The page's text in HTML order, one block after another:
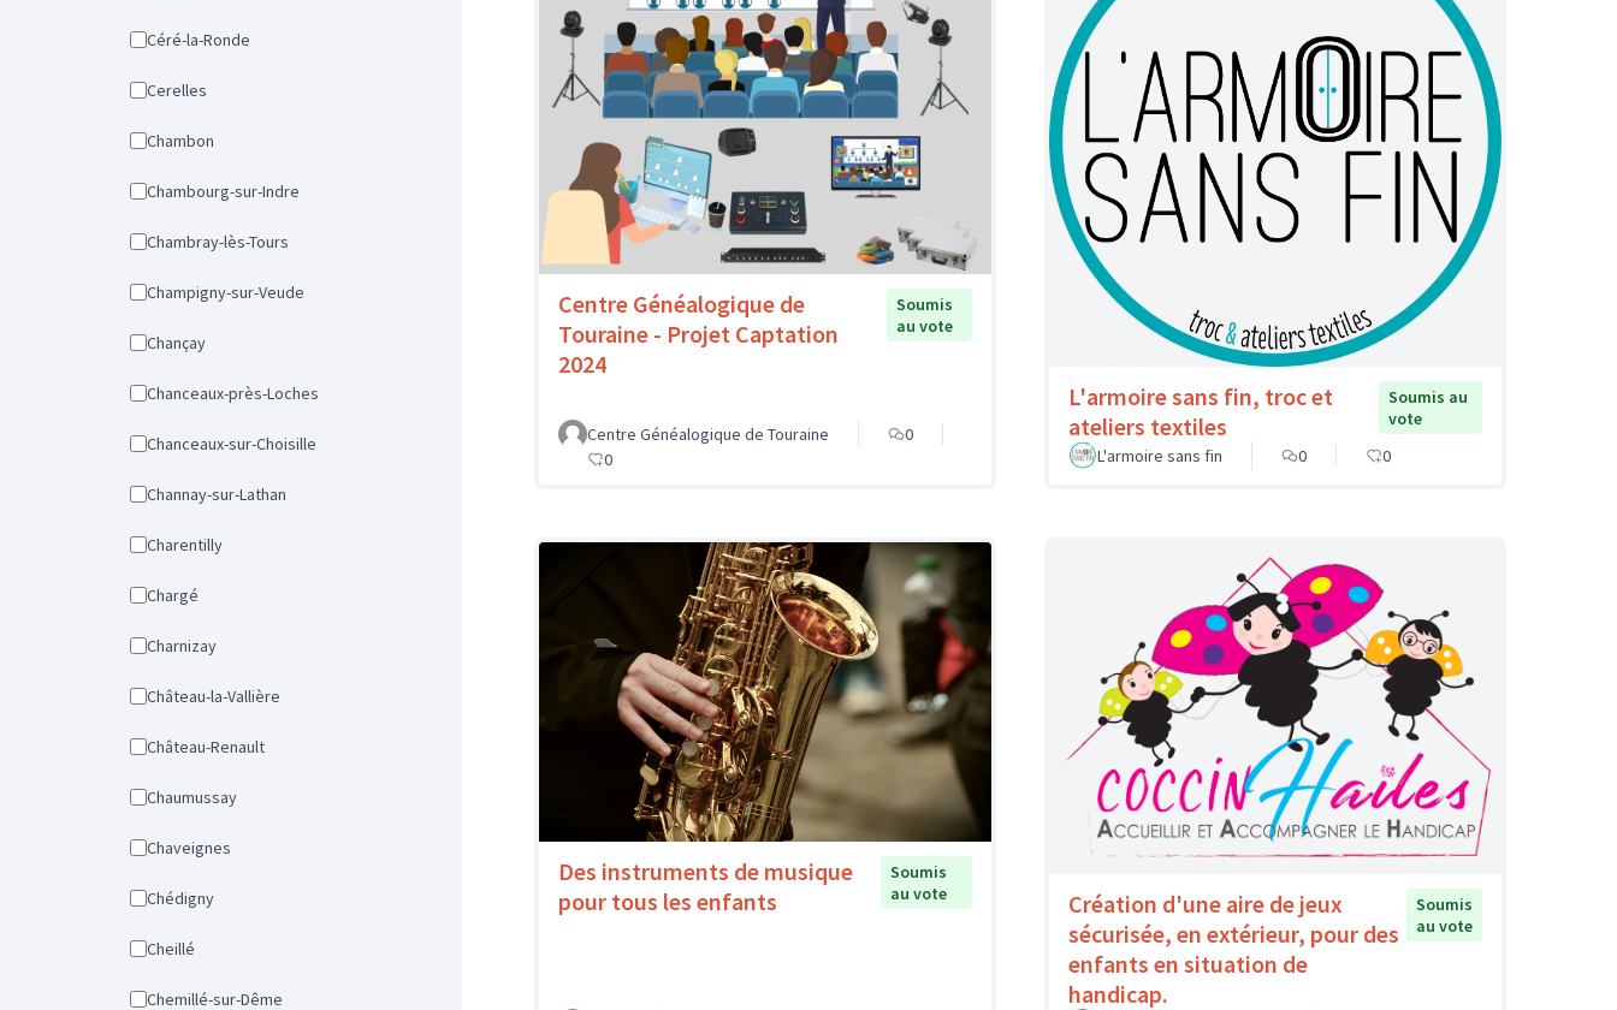
Céré-la-Ronde
Cerelles
Chambon
Chambourg-sur-Indre
Chambray-lès-Tours
Champigny-sur-Veude
Chançay
Chanceaux-près-Loches
Chanceaux-sur-Choisille
Channay-sur-Lathan
Charentilly
Chargé
Charnizay
Château-la-Vallière
Château-Renault
Chaumussay
Chaveignes
Chédigny
Cheillé
Chemillé-sur-Dême
Centre Généalogique de
Touraine - Projet Captation
2024
Soumis
au vote
Centre Généalogique de Touraine
0
0
L'armoire sans fin, troc et
ateliers textiles
Soumis au
vote
L'armoire sans fin
0 0
Des instruments de musique
pour tous les enfants
Soumis
au vote
Création d'une aire de jeux
sécurisée, en extérieur, pour des
enfants en situation de
handicap.
Soumis
au vote